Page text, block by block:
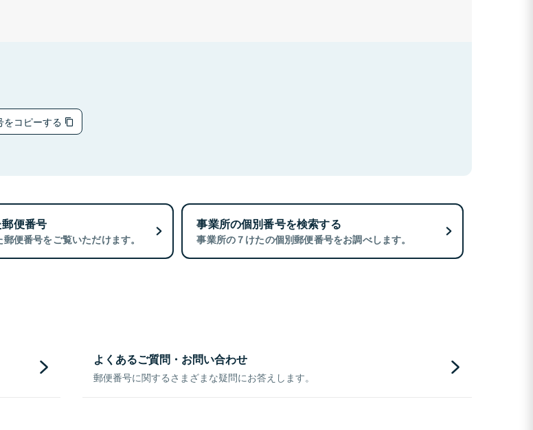
をコピーする
便番号
便番号をご覧いただけます。
事業所の個別番号を検索する
事業所の７けたの個別郵便番号をお調べします。
よくあるご質問・お問い合わせ
郵便番号に関するさまざまな疑問にお答えします。